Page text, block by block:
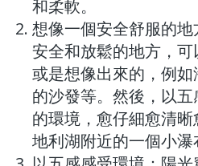
和柔軟。
想像一個安全舒服的
安全和放鬆的地方，可
或是想像出來的，例
的沙發等。然後，以
的環境，愈仔細愈清
地利湖附近的一個小瀑